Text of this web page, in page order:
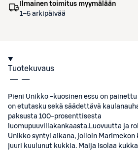
Ilmainen toimitus myymälään
1–5 arkipäivää
Tuotekuvaus
Pieni Unikko -kuosinen essu on painettu
on etutasku sekä säädettävä
paksusta 100-prosenttisesta
luomupuuvillakankaasta.Luovuutta ja
Unikko syntyi aikana, jolloin Marimekon
juuri kuulunut kukkia. Maija Isolaa